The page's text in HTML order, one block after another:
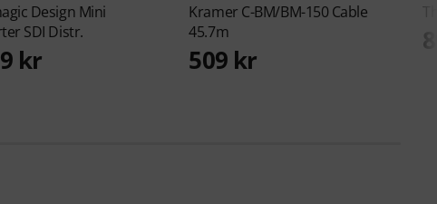
Design Mini
SDI Distr.
kr
Kramer C-BM/BM-150 Cable
45.7m
509 kr